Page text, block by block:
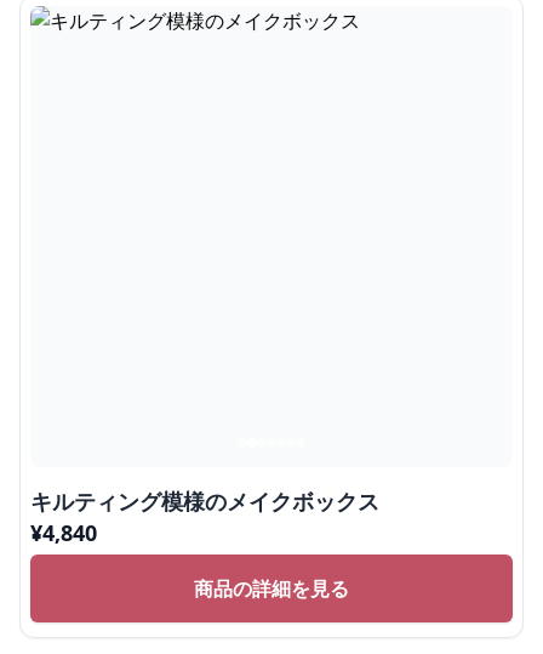
キルティング模様のメイクボックス
¥4,840
商品の詳細を見る